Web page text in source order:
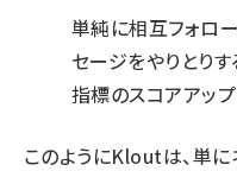
単純に相互フォロ
セージをやりとり
指標のスコアアッ
このようにKloutは、単に